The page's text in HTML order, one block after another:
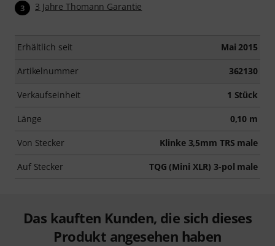
3 3 Jahre Thomann Garantie
Erhältlich seit Mai 2015
Artikelnummer 362130
Verkaufseinheit 1 Stück
Länge 0,10 m
Von Stecker Klinke 3,5mm TRS male
Auf Stecker TQG (Mini XLR) 3-pol male
Das kauften Kunden, die sich dieses
Produkt angesehen haben